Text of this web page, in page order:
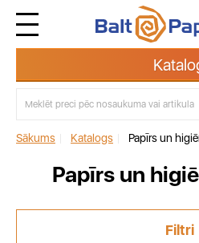
Sākums Katalogs Papīrs un
Papīrs un
Filtri